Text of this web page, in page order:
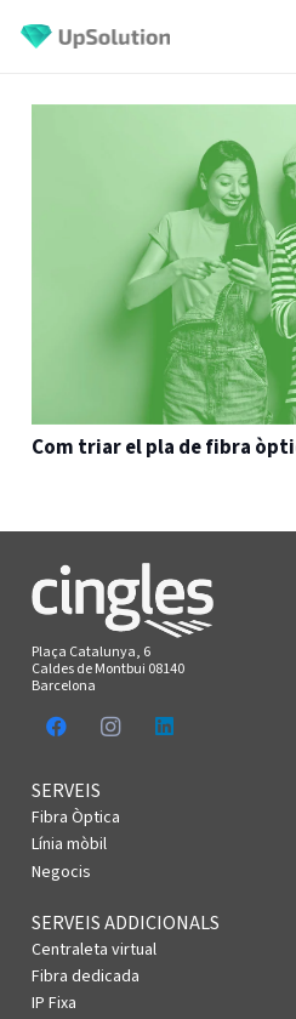
Com triar el pla de fibra
Plaça Catalunya, 6
Caldes de Montbui 08140
Barcelona
SERVEIS
Fibra Òptica
Línia mòbil
Negocis
SERVEIS ADDICIONALS
Centraleta virtual
Fibra dedicada
IP Fixa